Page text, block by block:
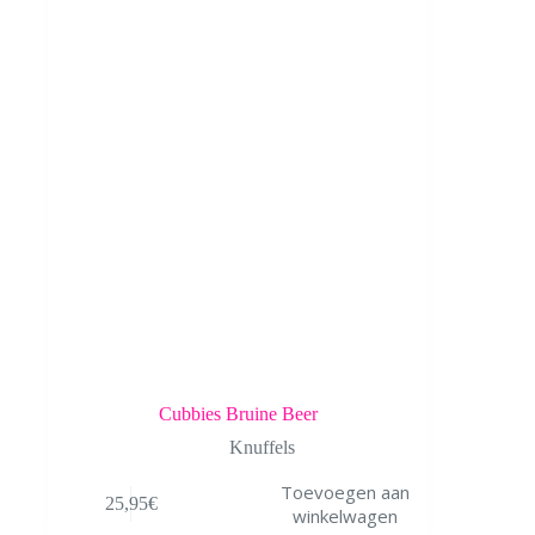
Cubbies Bruine Beer
Knuffels
25,95€
Toevoegen aan
winkelwagen